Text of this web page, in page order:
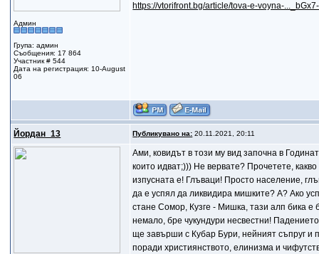
Админ
Група: админ
Съобщения: 17 864
Участник # 544
Дата на регистрация: 10-August
06
https://vtorifront.bg/article/tova-e-voyna-
Йордан_13 Публикувано на: 20.11.2021, 20:11
Ами, ковидът в този му вид започна в
които идват;))) Не вервате? Прочетете,
изпусната е! Глъваци! Просто население,
да е успял да ликвидира мишките? А? Ако
стане Сомор, Кузге - Мишка, тази алп бика е
немало, бре чукундури несвестни!
ще завърши с Кубар Бури, нейният съпруг и
поради християнството, елинизма и